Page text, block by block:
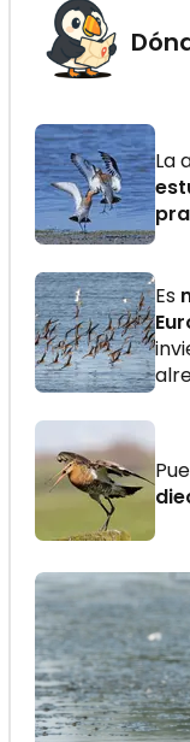
La
Es